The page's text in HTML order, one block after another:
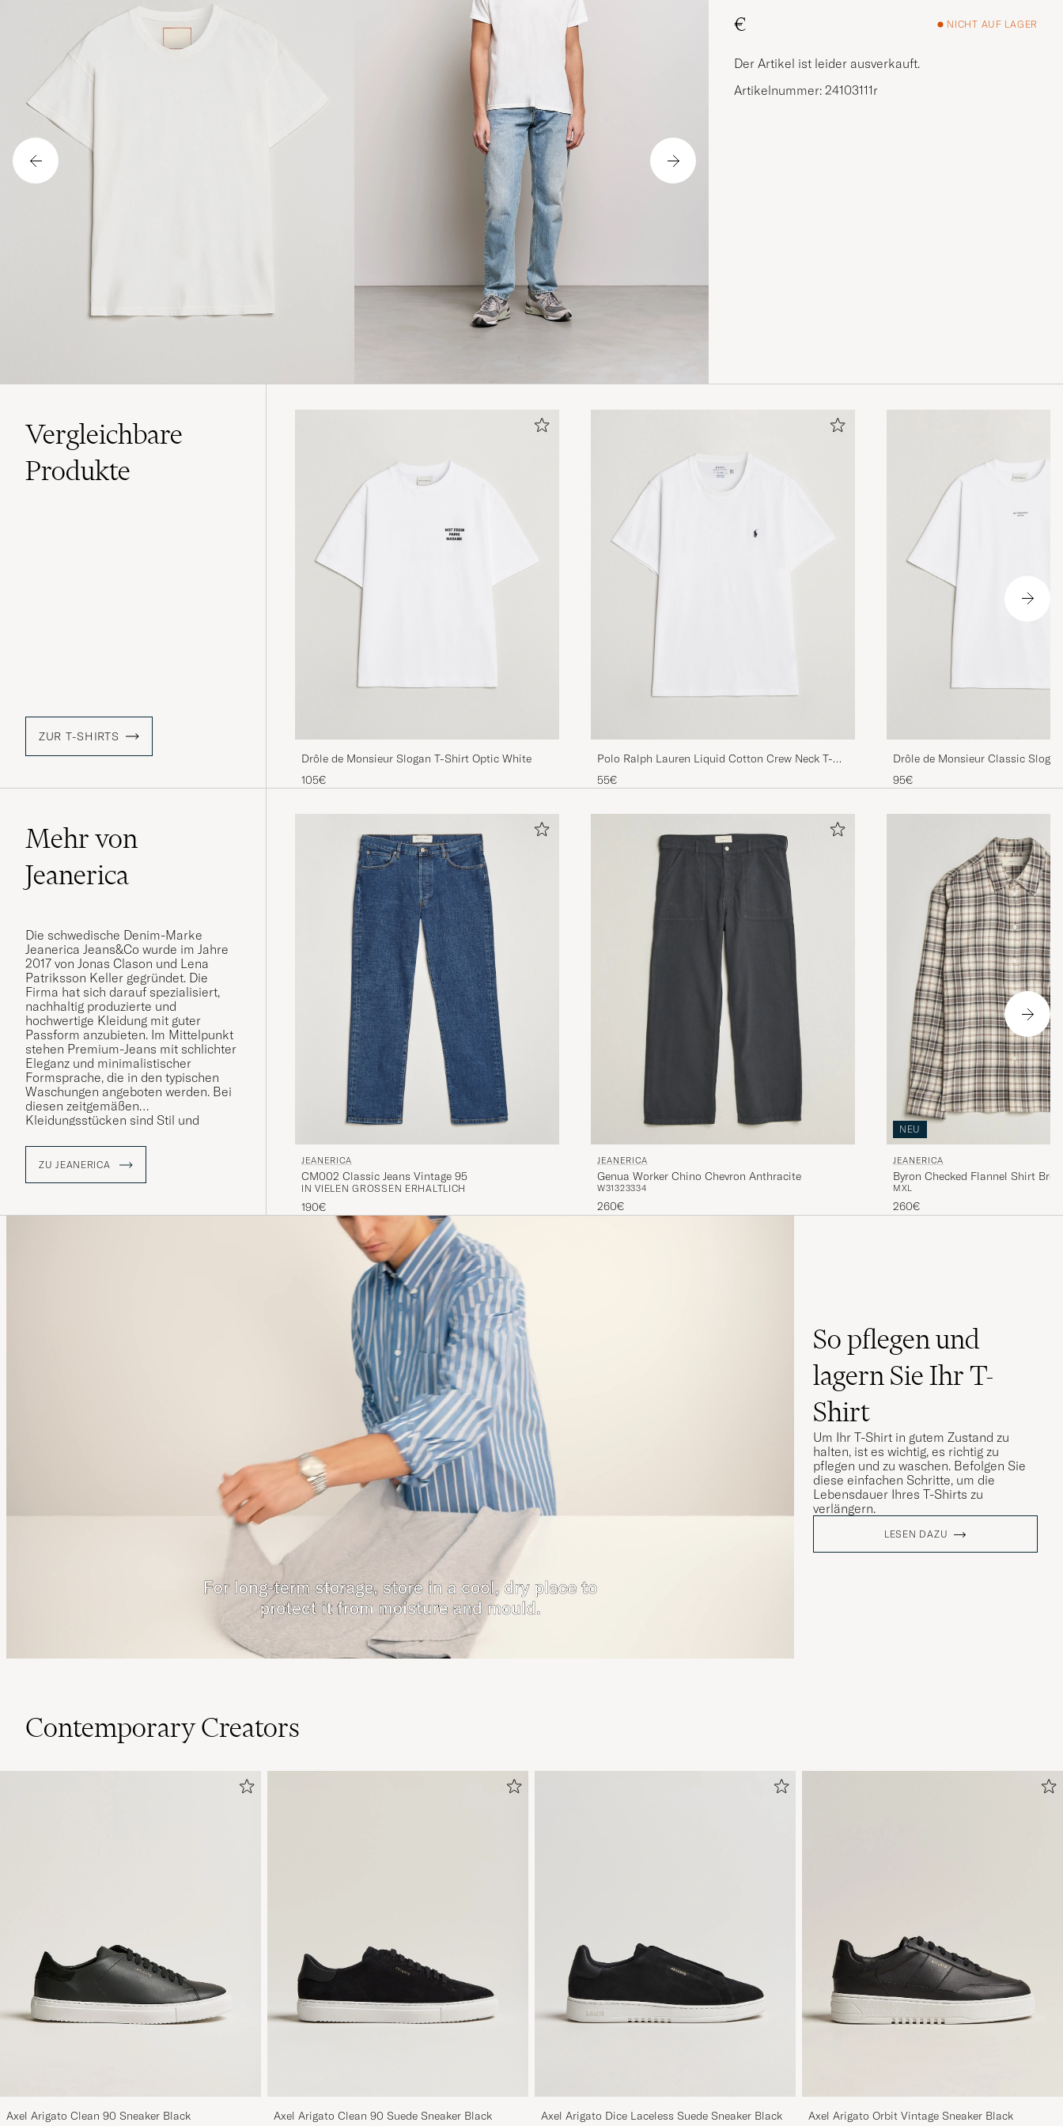
€
NICHT AUF LAGER
Der Artikel ist leider ausverkauft.
Artikelnummer: 24103111r
Vergleichbare
Produkte
ZUR T-SHIRTS
Drôle de Monsieur Slogan T-Shirt Optic White
105€
Polo Ralph Lauren Liquid Cotton Crew Neck T-
Shirt White
55€
Drôle de Monsieur Classic
White
95€
Mehr von
Jeanerica
Die schwedische Denim-Marke
Jeanerica Jeans&Co wurde im Jahre
2017 von Jonas Clason und Lena
Patriksson Keller gegründet. Die
Firma hat sich darauf spezialisiert,
nachhaltig produzierte und
hochwertige Kleidung mit guter
Passform anzubieten. Im Mittelpunkt
stehen Premium-Jeans mit schlichter
Eleganz und minimalistischer
Formsprache, die in den typischen
Waschungen angeboten werden. Bei
diesen zeitgemäßen
Kleidungsstücken sind Stil und
abgewogen. Alle Jeans bestehen aus
98% nachhaltig produzierte
ZU JEANERICA JEANERICA
CM002 Classic Jeans Vintage 95
IN VIELEN GRÖSSEN ERHÄLTLICH
190€
JEANERICA
Genua Worker Chino Chevron Anthracite
W31323334
260€
NEU
JEANERICA
Byron Checked Flannel Shirt
MXL
260€
So pflegen und
lagern Sie Ihr T-
Shirt
Um Ihr T-Shirt in gutem Zustand zu
halten, ist es wichtig, es richtig zu
pflegen und zu waschen. Befolgen Sie
diese einfachen Schritte, um die
Lebensdauer Ihres T-Shirts zu
verlängern.
LESEN DAZU
Contemporary Creators
Axel Arigato Clean 90 Sneaker Black Axel Arigato Clean 90 Suede Sneaker Black Axel Arigato Dice Laceless Suede Sneaker Black Axel Arigato Orbit Vintage Sneaker Black